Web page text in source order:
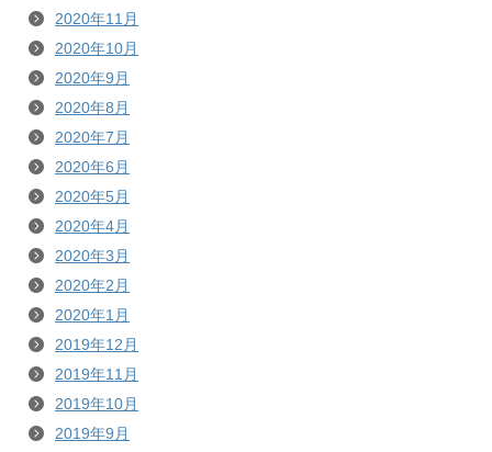
2020年11月
2020年10月
2020年9月
2020年8月
2020年7月
2020年6月
2020年5月
2020年4月
2020年3月
2020年2月
2020年1月
2019年12月
2019年11月
2019年10月
2019年9月